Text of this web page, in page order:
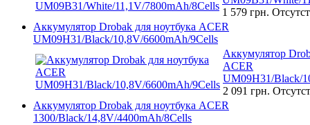
1 579 грн.
Аккумулятор Drobak для ноутбука ACER
UM09H31/Black/10,8V/6600mAh/9Cells
Аккумулятор
ACER
UM09H31/Black/
2 091 грн.
Аккумулятор Drobak для ноутбука ACER
1300/Black/14,8V/4400mAh/8Cells